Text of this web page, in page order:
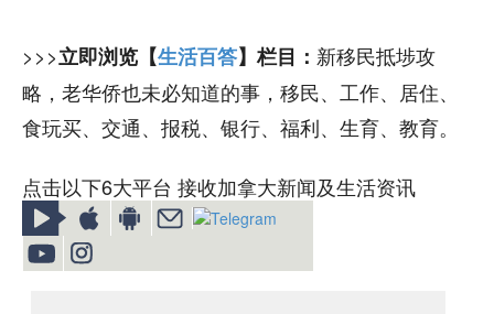
>>>立即浏览【生活百答】栏目： 新移民抵埗攻
略，老华侨也未必知道的事，移民、工作、居住、
食玩买、交通、报税、银行、福利、生育、教育。
点击以下6大平台 接收加拿大新闻及生活资讯